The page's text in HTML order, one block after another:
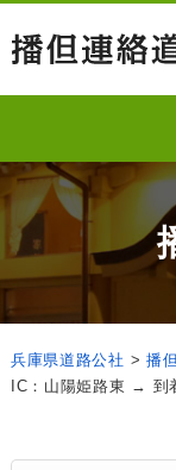
兵庫県道路公社 > 播
IC：山陽姫路東 → 到